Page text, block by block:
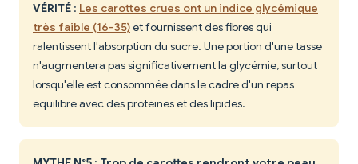
VÉRITÉ : Les carottes crues ont un indice glycémique
très faible (16-35)et fournissent des fibres qui
ralentissent l'absorption du sucre. Une portion d'une tasse
n'augmentera pas significativement la glycémie, surtout
lorsqu'elle est consommée dans le cadre d'un repas
équilibré avec des protéines et des lipides.